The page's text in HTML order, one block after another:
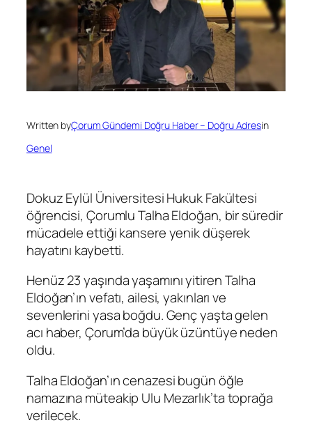
Written byÇorum Gündemi Doğru Haber – Doğru Adresin
Genel
Dokuz Eylül Üniversitesi Hukuk Fakültesi
öğrencisi, Çorumlu Talha Eldoğan, bir süredir
mücadele ettiği kansere yenik düşerek
hayatını kaybetti.
Henüz 23 yaşında yaşamını yitiren Talha
Eldoğan’ın vefatı, ailesi, yakınları ve
sevenlerini yasa boğdu. Genç yaşta gelen
acı haber, Çorum’da büyük üzüntüye neden
oldu.
Talha Eldoğan’ın cenazesi bugün öğle
namazına müteakip Ulu Mezarlık’ta toprağa
verilecek.